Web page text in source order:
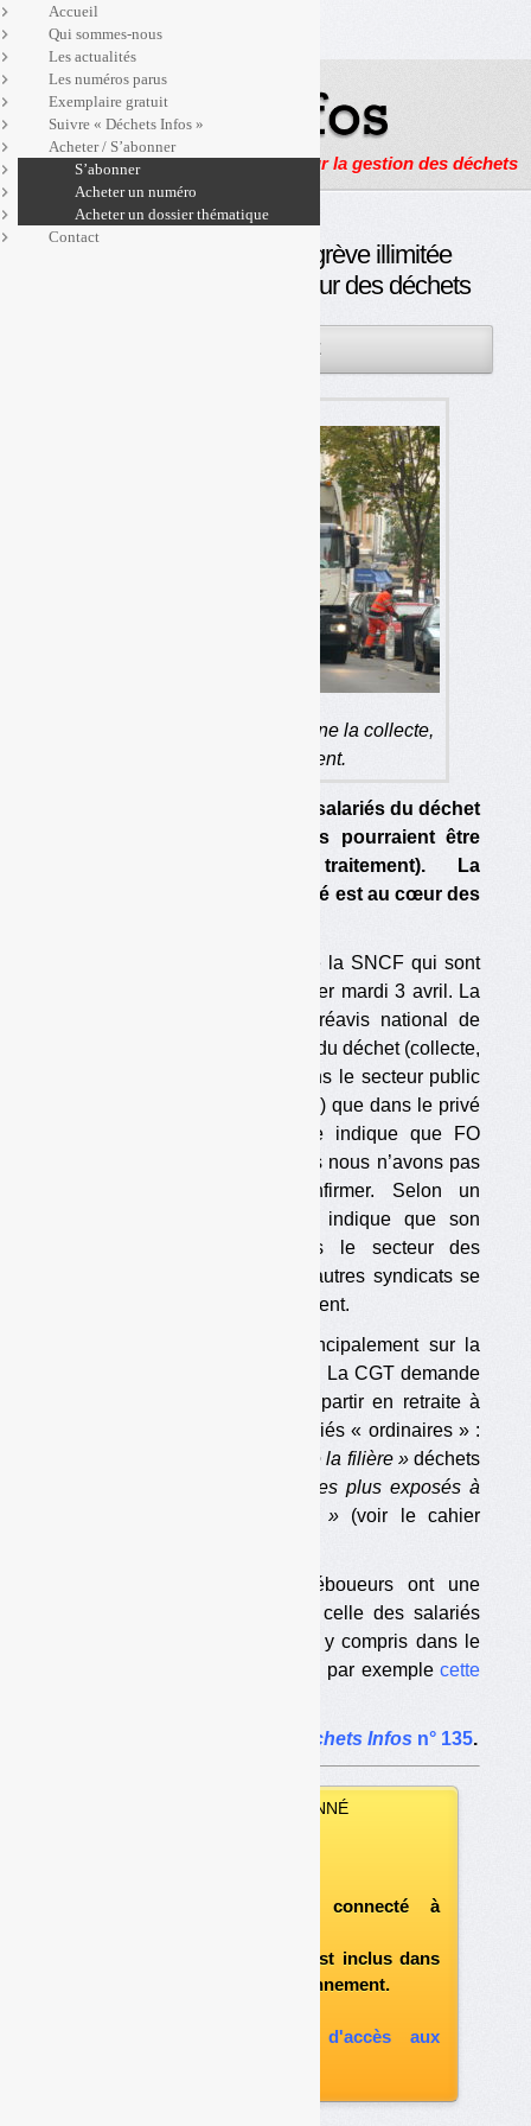
Actualités, enquêtes et reportages sur la gestion des déchets
La CGT appelle à une grève illimitée
public/privé dans le secteur des déchets
OLIVIER GUICHARDAZ
Le préavis de grève concerne la collecte,
le tri et le traitement.
La CGT invite depuis hier les salariés du déchet
à débrayer. Tous les métiers pourraient être
touchés (collecte, tri, traitement). La
reconnaissance de la pénibilité est au cœur des
Il n’y a pas que les salariés de la SNCF qui sont
appelés à faire grève depuis hier mardi 3 avril. La
CGT a en effet déposé un préavis national de
grève illimitée dans les métiers du déchet (collecte,
tri et traitement), aussi bien dans le secteur public
(agents des collectivités locales) que dans le privé
(salariés des opérateurs). Elle indique que FO
s’est jointe au mouvement mais nous n’avons pas
réussi à nous le faire confirmer. Selon un
représentant de la CGT, qui indique que son
syndicat est majoritaire dans le secteur des
déchets, il est possible que d’autres syndicats se
joignent localement au mouvement.
Les revendications portent principalement sur la
reconnaissance de la pénibilité. La CGT demande
en particulier la possibilité de partir en retraite à
taux plein plus tôt que les salariés « ordinaires » :
« tous les acteurs de la filière » déchets
« métiers les plus exposés à
l’insalubrité et à la pénibilité »(voir le cahier
La CGT souligne que les éboueurs ont une
espérance de vie inférieure à celle des salariés
des autres professions, et ceci y compris dans le
secteur public (ce que confirme par exemplecette
Déchets Infos n° 135.
VOUS ÊTES ABONNÉ
après vous être connecté à
et si le document est inclus dans
votre formule d'abonnement.
souscrire à l'option d'accès aux
Accueil
Qui sommes-nous
Les actualités
Les numéros parus
Exemplaire gratuit
Suivre « Déchets Infos »
Acheter / S’abonner
S’abonner
Acheter un numéro
Acheter un dossier thématique
Contact